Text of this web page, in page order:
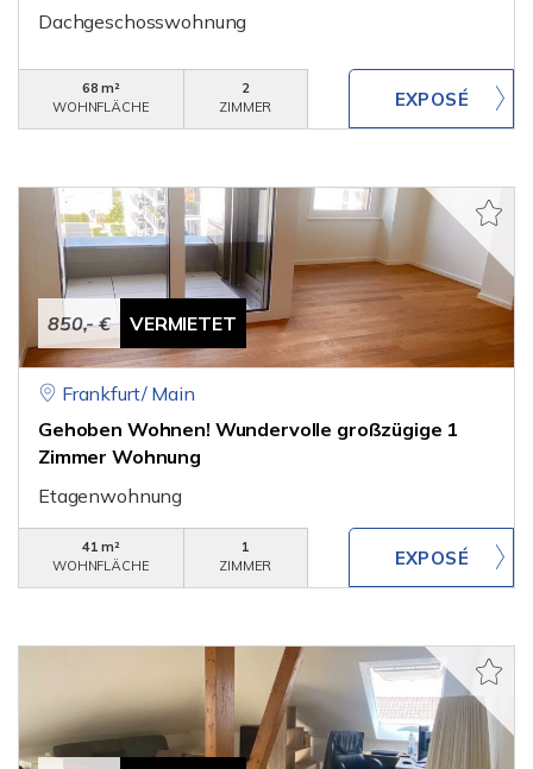
Dachgeschosswohnung
68 m²
WOHNFLÄCHE
2
ZIMMER
850,- € VERMIETET
Frankfurt/ Main
Gehoben Wohnen! Wundervolle großzügige 1
Zimmer Wohnung
Etagenwohnung
41 m²
WOHNFLÄCHE
1
ZIMMER